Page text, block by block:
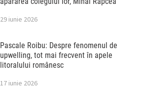
29 iunie 2026
Pascale Roibu: Despre fenomenul de
upwelling, tot mai frecvent în apele
litoralului românesc
17 iunie 2026